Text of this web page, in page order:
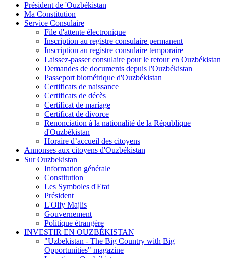
Président de 'Ouzbékistan
Ma Constitution
Service Consulaire
File d'attente électronique
Inscription au registre consulaire permanent
Inscription au registre consulaire temporaire
Laissez-passer consulaire pour le retour en Ouzbékistan
Demandes de documents depuis l'Ouzbékistan
Passeport biométrique d'Ouzbékistan
Certificats de naissance
Certificats de décès
Certificat de mariage
Certificat de divorce
Renonciation à la nationalité de la République
d'Ouzbékistan
Horaire d’accueil des citoyens
Annonses aux citoyens d'Ouzbékistan
Sur Ouzbekistan
Information générale
Constitution
Les Symboles d'Etat
Président
L'Oliy Majlis
Gouvernement
Politique étrangère
INVESTIR EN OUZBÉKISTAN
"Uzbekistan - The Big Country with Big
Opportunities" magazine